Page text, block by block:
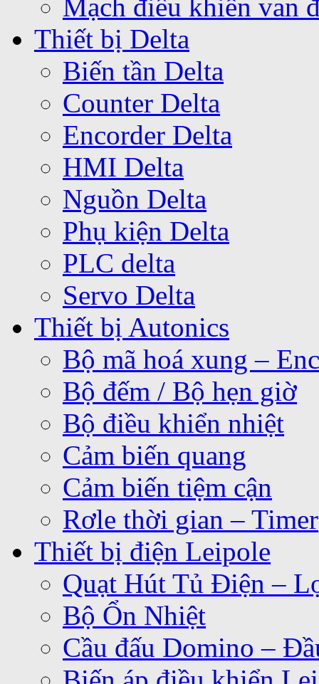
Mạch điều khiển van
Thiết bị Delta
Biến tần Delta
Counter Delta
Encorder Delta
HMI Delta
Nguồn Delta
Phụ kiện Delta
PLC delta
Servo Delta
Thiết bị Autonics
Bộ mã hoá xung –
Bộ đếm / Bộ hẹn giờ
Bộ điều khiển nhiệt
Cảm biến quang
Cảm biến tiệm cận
Rơle thời gian – Timer
Thiết bị điện Leipole
Quạt Hút Tủ Điện –
Bộ Ổn Nhiệt
Cầu đấu Domino –